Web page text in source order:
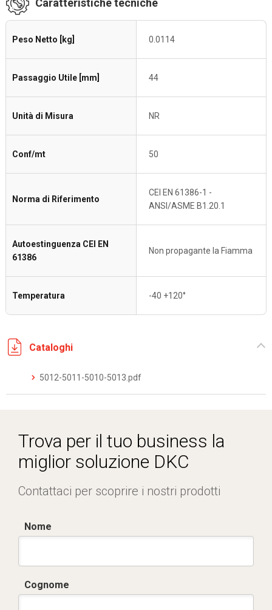
Caratteristiche tecniche
Peso Netto [kg] 0.0114
Passaggio Utile [mm] 44
Unità di Misura NR
Conf/mt 50
Norma di Riferimento
CEI EN 61386-1 -
ANSI/ASME B1.20.1
Autoestinguenza CEI EN
61386
Non propagante la Fiamma
Temperatura -40 +120°
Cataloghi
5012-5011-5010-5013.pdf
Trova per il tuo business la
miglior soluzione DKC
Contattaci per scoprire i nostri prodotti
Nome
Cognome